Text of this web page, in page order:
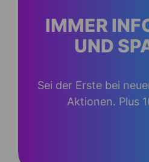
IMMER
UND
Sei der Erste bei
Aktionen. Plus